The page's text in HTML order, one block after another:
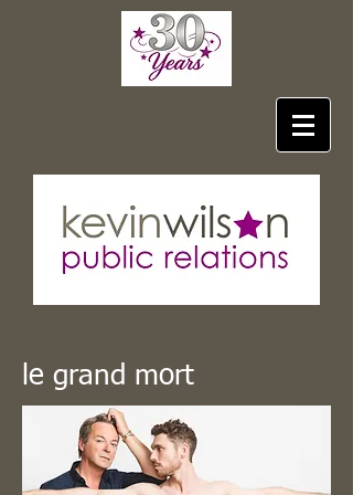
le grand mort